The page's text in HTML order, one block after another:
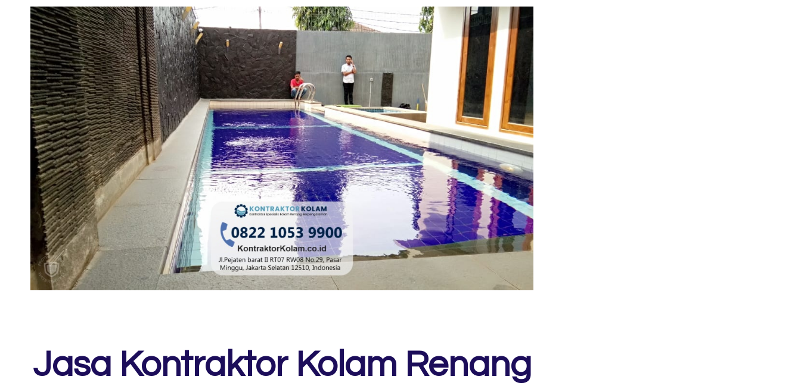
Jasa Kontraktor Kolam Renang